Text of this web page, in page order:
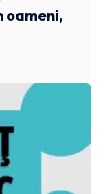
oameni,